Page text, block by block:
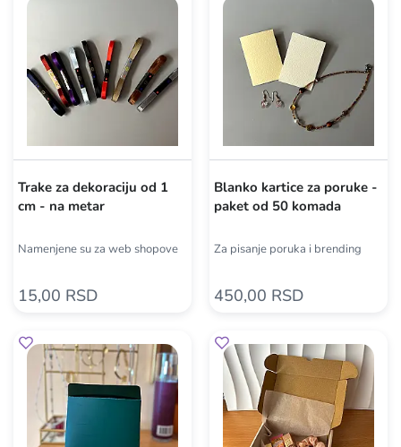
Trake za dekoraciju od 1
cm - na metar
Namenjene su za web shopove
15,00 RSD
Blanko kartice za poruke -
paket od 50 komada
Za pisanje poruka i brending
450,00 RSD